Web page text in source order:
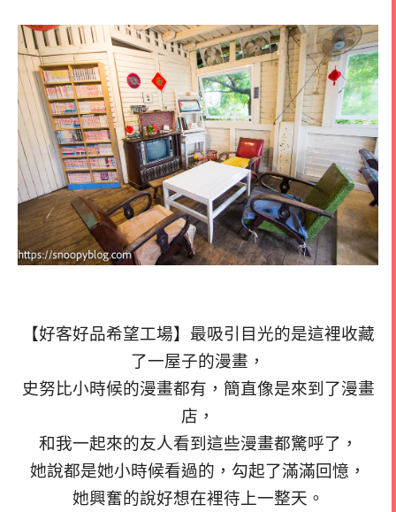
【好客好品希望工場】最吸引目光的是這裡收藏
了一屋子的漫畫，
史努比小時候的漫畫都有，簡直像是來到了漫畫
店，
和我一起來的友人看到這些漫畫都驚呼了，
她說都是她小時候看過的，勾起了滿滿回憶，
她興奮的說好想在裡待上一整天。